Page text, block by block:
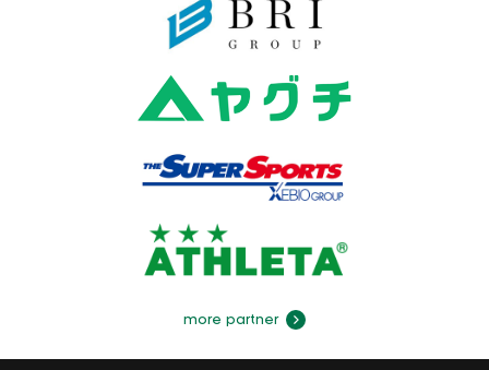
more partner